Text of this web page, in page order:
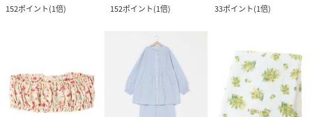
152ポイント(1倍)
152ポイント(1倍)
33ポイント(1倍)